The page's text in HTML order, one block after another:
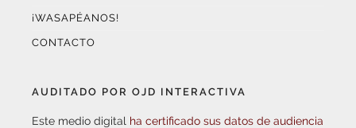
¡WASAPÉANOS!
CONTACTO
AUDITADO POR OJD INTERACTIVA
Este medio digital ha certificado sus datos de audiencia